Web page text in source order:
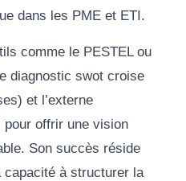
dans les PME et ETI.
comme le PESTEL ou
diagnostic swot croise
et l’externe
pour offrir une vision
Son succès réside
à structurer la